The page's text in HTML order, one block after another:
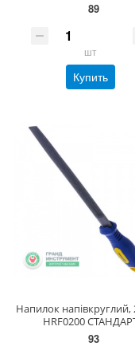
89
шт
Купить
Напилок
HRF0200
93